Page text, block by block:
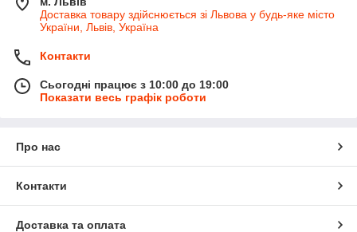
Доставка товару здійснюється зі Львова у будь-яке місто
України, Львів, Україна
Контакти
Сьогодні працює з 10:00 до 19:00
Показати весь графік роботи
Про нас
Контакти
Доставка та оплата